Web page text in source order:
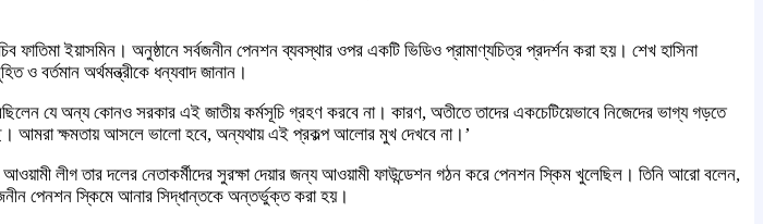
ফাতিমা ইয়াসমিন। অনুষ্ঠানে সর্বজনীন পেনশন ব্যবস্থার ওপর একটি ভিডিও প্রামাণ্যচিত্র প্রদর্শন করা হয়। শেখ হাসিনা
বর্তমান অর্থমন্ত্রীকে ধন্যবাদ জানান।
যে অন্য কোনও সরকার এই জাতীয় কর্মসূচি গ্রহণ করবে না। কারণ, অতীতে তাদের একচেটিয়েভাবে নিজেদের ভাগ্য গড়তে
আমরা ক্ষমতায় আসলে ভালো হবে, অন্যথায় এই প্রকল্প আলোর মুখ দেখবে না।’
লীগ তার দলের নেতাকর্মীদের সুরক্ষা দেয়ার জন্য আওয়ামী ফাউন্ডেশন গঠন করে পেনশন স্কিম খুলেছিল। তিনি আরো বলেন,
পেনশন স্কিমে আনার সিদ্ধান্তকে অন্তর্ভুক্ত করা হয়।